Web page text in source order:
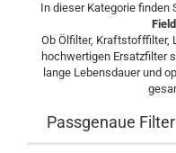
In dieser Kategorie finden
Ob Ölfilter, Kraftstofffilter,
hochwertigen Ersatzfilter
lange Lebensdauer und
Passgenaue